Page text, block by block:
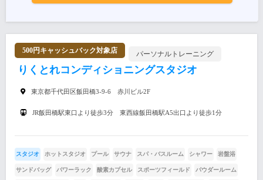
500円キャッシュバック対象店 パーソナルトレーニング
りくとれコンディショニングスタジオ
東京都千代田区飯田橋3‐9‐6 赤川ビル2F
JR飯田橋駅東口より徒歩3分 東西線飯田橋駅A5出口より徒歩1分
スタジオ ホットスタジオ プール サウナ スパ・バスルーム シャワー 岩盤浴
サンドバッグ パワーラック 酸素カプセル スポーツフィールド パウダールーム